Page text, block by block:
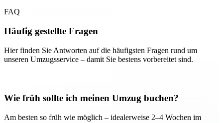
FAQ
Häufig gestellte Fragen
Hier finden Sie Antworten auf die häufigsten Fragen rund um
unseren Umzugsservice – damit Sie bestens vorbereitet sind.
Wie früh sollte ich meinen Umzug buchen?
Am besten so früh wie möglich – idealerweise 2–4 Wochen im